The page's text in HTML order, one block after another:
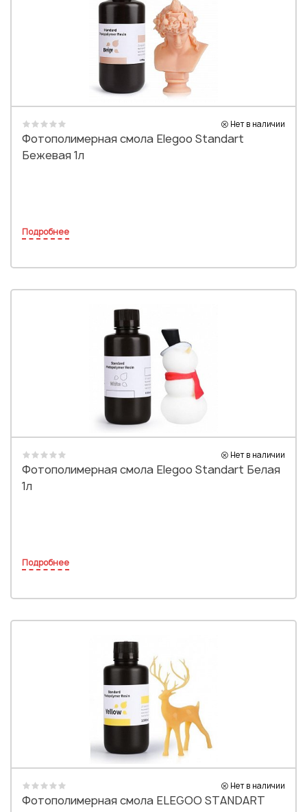
Нет в наличии
Фотополимерная смола Elegoo Standart
Бежевая 1л
Подробнее
Нет в наличии
Фотополимерная смола Elegoo Standart Белая
1л
Подробнее
Нет в наличии
Фотополимерная смола ELEGOO STANDART